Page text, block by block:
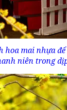
hoa mai nhựa
niên trong